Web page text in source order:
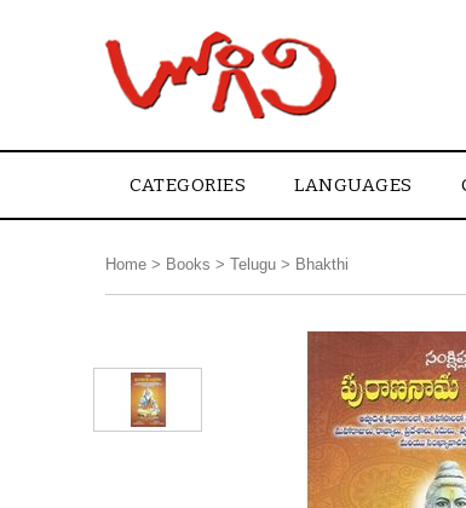
CATEGORIES LANGUAGES
Home > Books > Telugu > Bhakthi